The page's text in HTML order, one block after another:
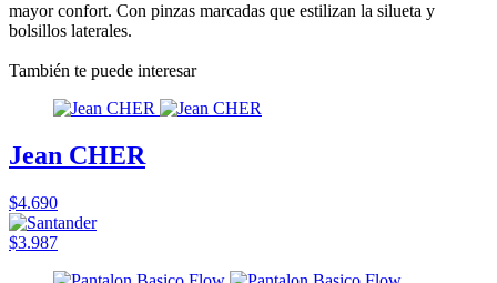
mayor confort. Con pinzas marcadas que estilizan la silueta y
bolsillos laterales.
También te puede interesar
Jean CHER
$4.690
$3.987